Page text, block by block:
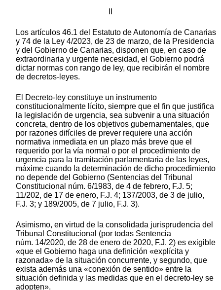
Los artículos 46.1 del Estatuto de Autonomía de Canarias
y 74 de la Ley 4/2023, de 23 de marzo, de la Presidencia
y del Gobierno de Canarias, disponen que, en caso de
extraordinaria y urgente necesidad, el Gobierno podrá
dictar normas con rango de ley, que recibirán el nombre
de decretos-leyes.
El Decreto-ley constituye un instrumento
constitucionalmente lícito, siempre que el fin que justifica
la legislación de urgencia, sea subvenir a una situación
concreta, dentro de los objetivos gubernamentales, que
por razones difíciles de prever requiere una acción
normativa inmediata en un plazo más breve que el
requerido por la vía normal o por el procedimiento de
urgencia para la tramitación parlamentaria de las leyes,
máxime cuando la determinación de dicho procedimiento
no depende del Gobierno (Sentencias del Tribunal
Constitucional núm. 6/1983, de 4 de febrero, F.J. 5;
11/202, de 17 de enero, F.J. 4; 137/2003, de 3 de julio,
F.J. 3; y 189/2005, de 7 julio, F.J. 3).
Asimismo, en virtud de la consolidada jurisprudencia del
Tribunal Constitucional (por todas Sentencia
núm. 14/2020, de 28 de enero de 2020, F.J. 2) es exigible
«que el Gobierno haga una definición «explícita y
razonada» de la situación concurrente, y segundo, que
exista además una «conexión de sentido» entre la
situación definida y las medidas que en el decreto-ley se
adopten».